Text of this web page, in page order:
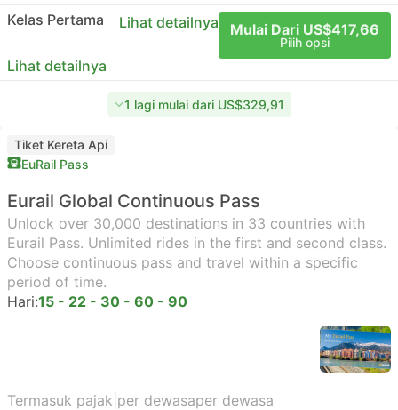
Kelas Pertama
Lihat detailnya Mulai Dari US$417,66
Pilih opsi
Lihat detailnya
1 lagi mulai dari US$329,91
Tiket Kereta Api
EuRail Pass
Eurail Global Continuous Pass
Unlock over 30,000 destinations in 33 countries with
Eurail Pass. Unlimited rides in the first and second class.
Choose continuous pass and travel within a specific
period of time.
Hari:15 - 22 - 30 - 60 - 90
Termasuk pajak per dewasaper dewasa